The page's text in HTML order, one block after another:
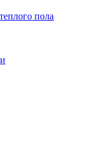
пола